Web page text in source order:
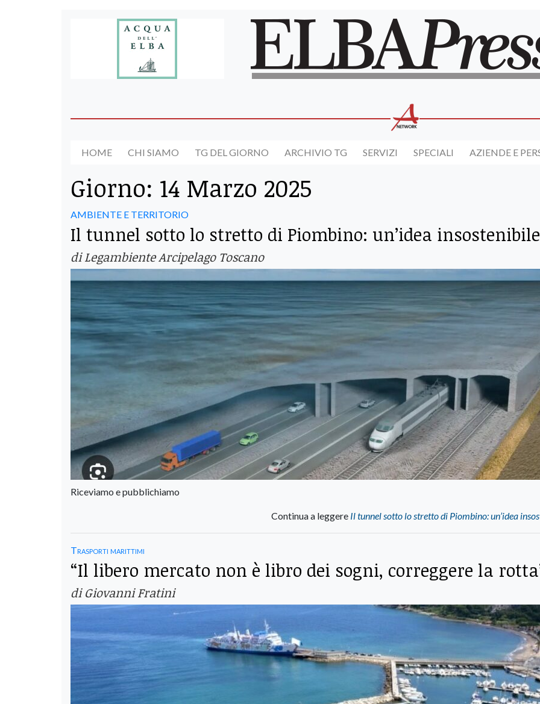
HOME CHI SIAMO TG DEL GIORNO ARCHIVIO TG SERVIZI SPECIALI AZIENDE E
Giorno: 14 Marzo 2025
AMBIENTE E TERRITORIO
Il tunnel sotto lo stretto di Piombino: un’idea insostenibile
di Legambiente Arcipelago Toscano
Riceviamo e pubblichiamo
Continua a leggere Il tunnel sotto lo stretto di Piombino: un’idea
Trasporti marittimi
“Il libero mercato non è libro dei sogni, correggere la
di Giovanni Fratini